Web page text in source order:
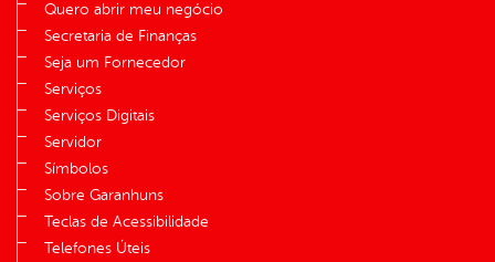
Quero abrir meu negócio
Secretaria de Finanças
Seja um Fornecedor
Serviços
Serviços Digitais
Servidor
Símbolos
Sobre Garanhuns
Teclas de Acessibilidade
Telefones Úteis